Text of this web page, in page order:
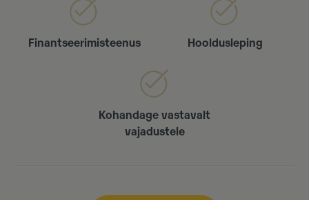
Finantseerimisteenus Hooldusleping
Kohandage vastavalt
vajadustele